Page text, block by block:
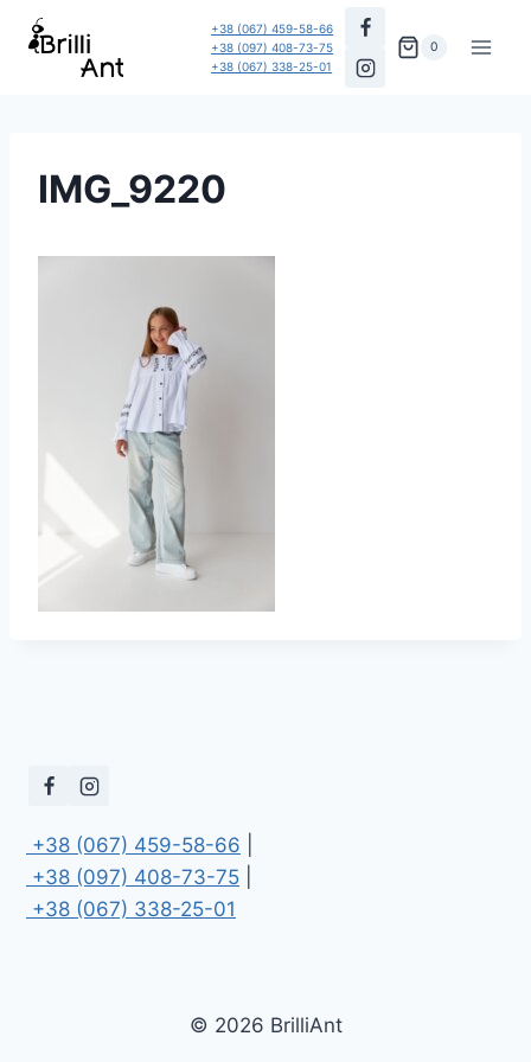
Перейти
+38 (067) 459-58-66
+38 (097) 408-73-75
+38 (067) 338-25-01
0
IMG_9220
+38 (067) 459-58-66
+38 (097) 408-73-75
+38 (067) 338-25-01
© 2026 BrilliAnt